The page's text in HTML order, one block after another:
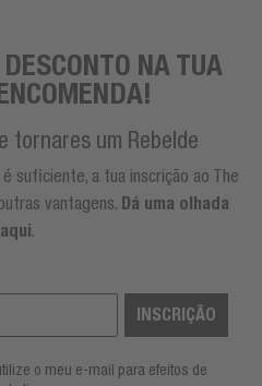
NA TUA
tornares um Rebelde
suficiente, a tua inscrição ao The
vantagens. Dá uma olhada
aqui.
INSCRIÇÃO
o meu e-mail para efeitos de